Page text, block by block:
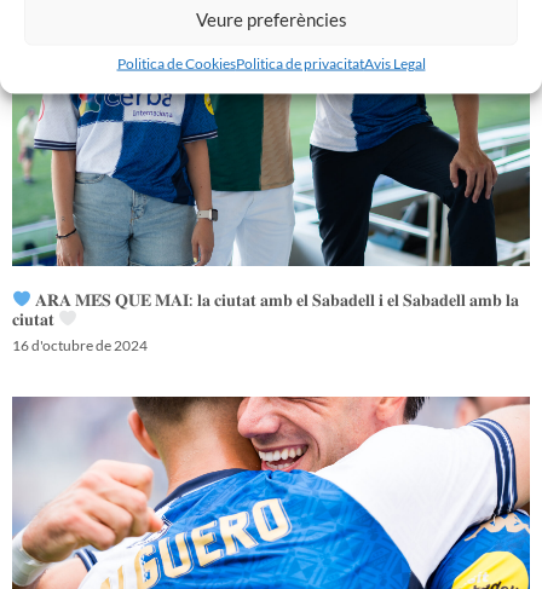
Veure preferències
Politica de CookiesPolitica de privacitatAvis Legal
𝐀𝐑𝐀 𝐌𝐄́𝐒 𝐐𝐔𝐄 𝐌𝐀𝐈: 𝐥𝐚 𝐜𝐢𝐮𝐭𝐚𝐭 𝐚𝐦𝐛 𝐞𝐥 𝐒𝐚𝐛𝐚𝐝𝐞𝐥𝐥 𝐢 𝐞𝐥 𝐒𝐚𝐛𝐚𝐝𝐞𝐥𝐥 𝐚𝐦𝐛 𝐥𝐚
𝐜𝐢𝐮𝐭𝐚𝐭
16 d'octubre de 2024